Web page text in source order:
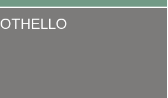
OTHELLO